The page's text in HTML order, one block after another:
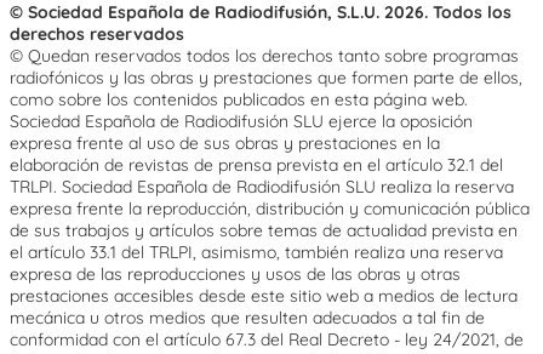
© Sociedad Española de Radiodifusión, S.L.U. 2026. Todos los
derechos reservados
© Quedan reservados todos los derechos tanto sobre programas
radiofónicos y las obras y prestaciones que formen parte de ellos,
como sobre los contenidos publicados en esta página web.
Sociedad Española de Radiodifusión SLU ejerce la oposición
expresa frente al uso de sus obras y prestaciones en la
elaboración de revistas de prensa prevista en el artículo 32.1 del
TRLPI. Sociedad Española de Radiodifusión SLU realiza la reserva
expresa frente la reproducción, distribución y comunicación pública
de sus trabajos y artículos sobre temas de actualidad prevista en
el artículo 33.1 del TRLPI, asimismo, también realiza una reserva
expresa de las reproducciones y usos de las obras y otras
prestaciones accesibles desde este sitio web a medios de lectura
mecánica u otros medios que resulten adecuados a tal fin de
conformidad con el artículo 67.3 del Real Decreto - ley 24/2021, de